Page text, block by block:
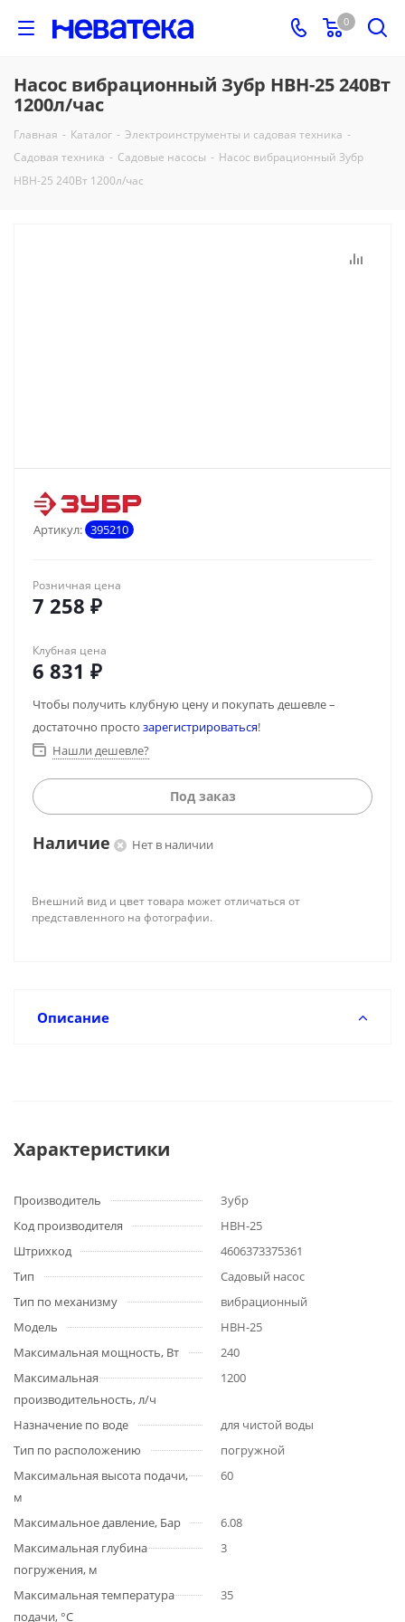
0
Насос вибрационный Зубр НВН-25 240Вт
1200л/час
Главная - Каталог - Электроинструменты и садовая техника -
Садовая техника - Садовые насосы - Насос вибрационный Зубр
НВН-25 240Вт 1200л/час
Артикул: 395210
Розничная цена
7 258 ₽
Клубная цена
6 831 ₽
Чтобы получить клубную цену и покупать дешевле –
достаточно просто зарегистрироваться!
Нашли дешевле?
Под заказ
Наличие Нет в наличии
Внешний вид и цвет товара может отличаться от
представленного на фотографии.
Описание
Характеристики
Производитель
Зубр
Код производителя
НВН-25
Штрихкод
4606373375361
Тип
Садовый насос
Тип по механизму
вибрационный
Модель
НВН-25
Максимальная мощность, Вт
240
Максимальная
производительность, л/ч
1200
Назначение по воде
для чистой воды
Тип по расположению
погружной
Максимальная высота подачи,
м
60
Максимальное давление, Бар
6.08
Максимальная глубина
погружения, м
3
Максимальная температура
подачи, °С
35